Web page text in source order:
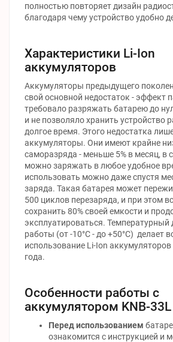
полностью повторяет дизайн
благодаря чему устройство удобно
Характеристики Li-Ion
аккумуляторов
Аккумуляторы предыдущего
свой основной недостаток - эффект
требовало разряжать батарею до
и не позволяло хранить устройство
долгое время. Этого недостатка
аккумуляторы. Они имеют крайне
саморазряда - меньше 5% в месяц, в
можно заряжать в любое удобное
использовать можно даже спустя
заряда. Такая батарея может
500 циклов перезаряда, и при этом
сохранить 80% своей емкости и
эксплуатироваться. Температурный
работы (от -10°C - до +50°C) делает
использование Li-Ion
года.
Особенности работы с
аккумулятором KNB-33L
Перед использованием
ознакомится с инструкцией и